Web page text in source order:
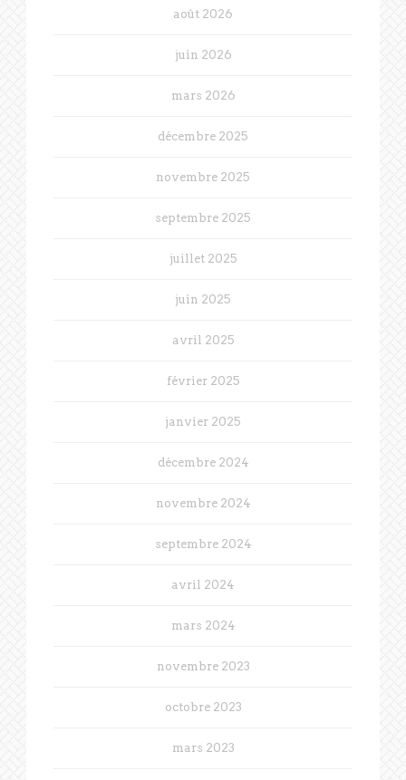
août 2026
juin 2026
mars 2026
décembre 2025
novembre 2025
septembre 2025
juillet 2025
juin 2025
avril 2025
février 2025
janvier 2025
décembre 2024
novembre 2024
septembre 2024
avril 2024
mars 2024
novembre 2023
octobre 2023
mars 2023